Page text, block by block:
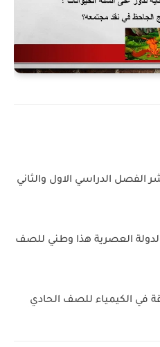
الفصل الدراسي الاول والثاني
العصرية هذا وطني للصف
في الكيمياء للصف الحادي